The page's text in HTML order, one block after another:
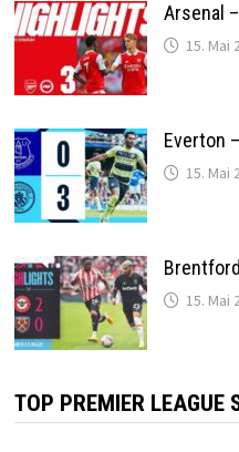
Arsenal
15. Mai
Everton
15. Mai
15. Mai
TOP PREMIER LEAGUE